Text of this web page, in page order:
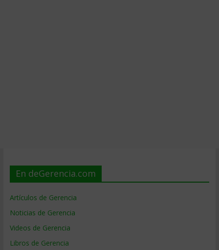
En deGerencia.com
Artículos de Gerencia
Noticias de Gerencia
Videos de Gerencia
Libros de Gerencia